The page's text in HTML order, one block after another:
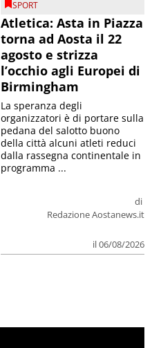
SPORT
Atletica: Asta in Piazza
torna ad Aosta il 22
agosto e strizza
l’occhio agli Europei di
Birmingham
di
Redazione Aostanews.it
il 06/08/2026
La speranza degli
organizzatori è di portare sulla
pedana del salotto buono
della città alcuni atleti reduci
dalla rassegna continentale in
programma ...